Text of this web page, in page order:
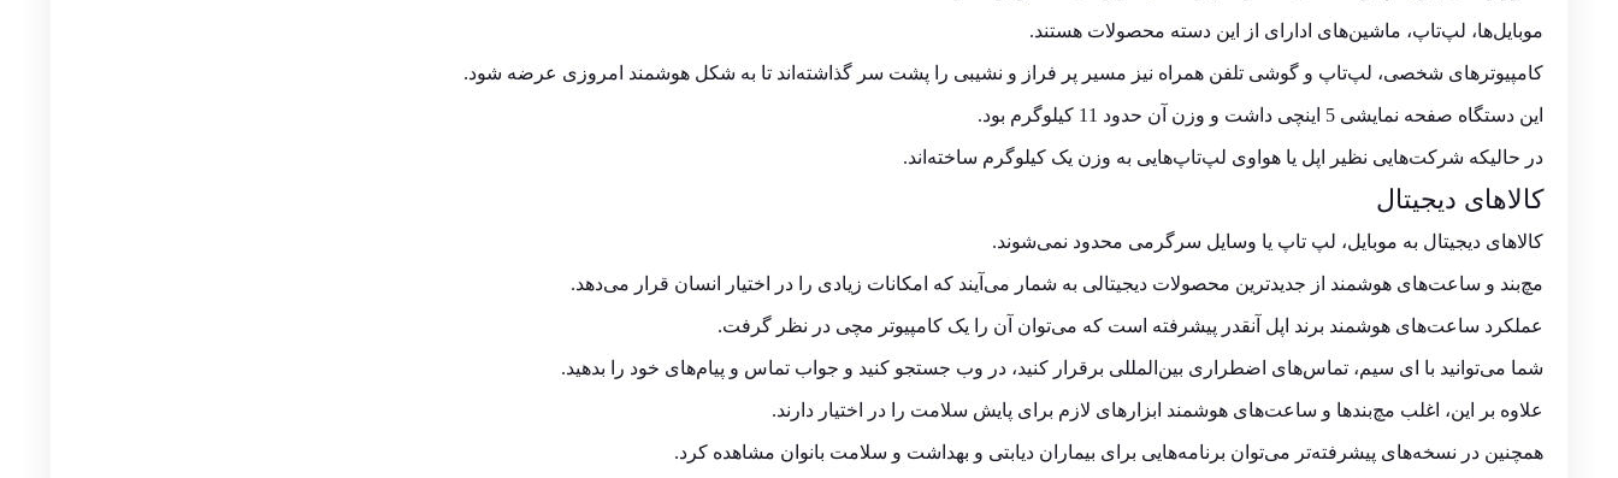
موبایل‌ها، لپ‌تاپ، ماشین‌های ادارای از این دسته محصولات هستند.
کامپیوترهای شخصی، لپ‌تاپ و گوشی تلفن همراه نیز مسیر پر فراز و نشیبی را پشت سر گذاشته‌اند تا به شکل هوشمند امروزی عرضه شود.
این دستگاه صفحه نمایشی 5 اینچی داشت و وزن آن حدود 11 کیلوگرم بود.
در حالیکه شرکت‌هایی نظیر اپل یا هواوی لپ‌تاپ‌هایی به وزن یک کیلوگرم ساخته‌اند.
کالاهای دیجیتال
کالاهای دیجیتال به موبایل، لپ تاپ یا وسایل سرگرمی محدود نمی‌شوند.
مچ‌بند و ساعت‌های هوشمند از جدیدترین محصولات دیجیتالی به شمار می‌آیند که امکانات زیادی را در اختیار انسان قرار می‌دهد.
عملکرد ساعت‌های هوشمند برند اپل آنقدر پیشرفته است که می‌توان آن را یک کامپیوتر مچی در نظر گرفت.
شما می‌توانید با ای سیم، تماس‌های اضطراری بین‌المللی برقرار کنید، در وب جستجو کنید و جواب تماس و پیام‌های خود را بدهید.
علاوه بر این، اغلب مچ‌بندها و ساعت‌های هوشمند ابزارهای لازم برای پایش سلامت را در اختیار دارند.
همچنین در نسخه‌های پیشرفته‌تر می‌توان برنامه‌هایی برای بیماران دیابتی و بهداشت و سلامت بانوان مشاهده کرد.